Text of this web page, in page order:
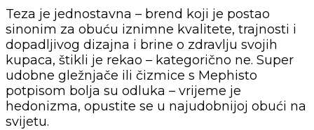
Teza je jednostavna – brend koji je postao
sinonim za obuću iznimne kvalitete, trajnosti i
dopadljivog dizajna i brine o zdravlju svojih
kupaca, štikli je rekao – kategorično ne. Super
udobne gležnjače ili čizmice s Mephisto
potpisom bolja su odluka – vrijeme je
hedonizma, opustite se u najudobnijoj obući na
svijetu.